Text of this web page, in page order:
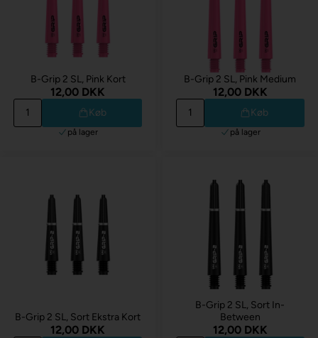
B-Grip 2 SL, Pink Kort
12,00 DKK
Køb
på lager
B-Grip 2 SL, Pink Medium
12,00 DKK
Køb
på lager
B-Grip 2 SL, Sort Ekstra Kort
12,00 DKK
B-Grip 2 SL, Sort In-
Between
12,00 DKK